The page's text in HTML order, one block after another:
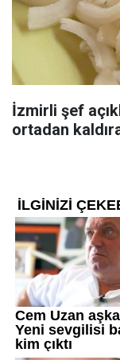
İzmirli şef
ortadan